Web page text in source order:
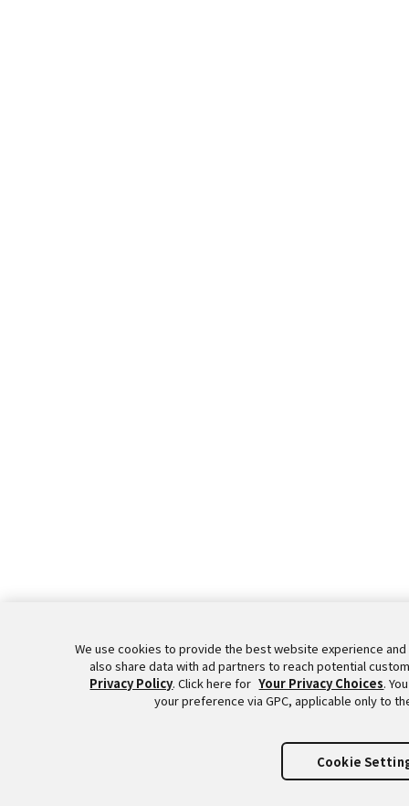
We use cookies to provide the best website experience
also share data with ad partners to reach potential
Privacy Policy. Click here for Your Privacy Choices.
your preference via GPC, applicable only to
Cookie